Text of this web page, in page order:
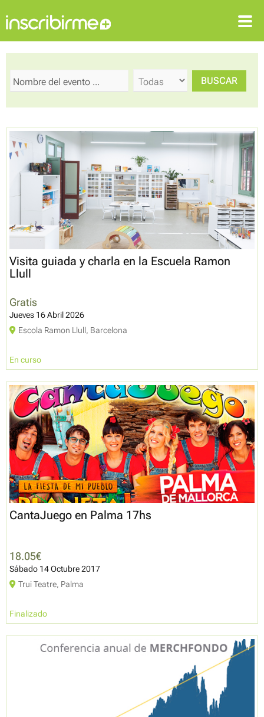
Visita guiada y charla en la Escuela Ramon
Llull
Gratis
Jueves 16 Abril 2026
Escola Ramon Llull, Barcelona
En curso
CantaJuego en Palma 17hs
18.05€
Sábado 14 Octubre 2017
Trui Teatre, Palma
Finalizado